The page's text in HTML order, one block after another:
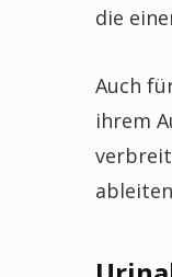
die
Auch
ihrem